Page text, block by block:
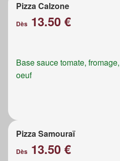
Pizza Calzone
Dès 13.50 €
Base sauce tomate,
oeuf
Pizza Samouraï
Dès 13.50 €